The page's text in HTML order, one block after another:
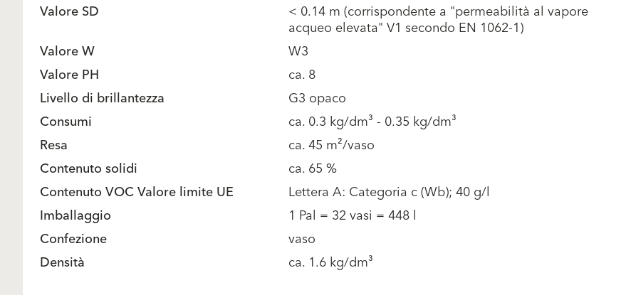
Valore SD
< 0.14 m (corrispondente a "permeabilità al vapore
acqueo elevata" V1 secondo EN 1062-1)
Valore W
W3
Valore PH
ca. 8
Livello di brillantezza
G3 opaco
Consumi
ca. 0.3 kg/dm³ - 0.35 kg/dm³
Resa
ca. 45 m²/vaso
Contenuto solidi
ca. 65 %
Contenuto VOC Valore limite UE
Lettera A: Categoria c (Wb); 40 g/l
Imballaggio
1 Pal = 32 vasi = 448 l
Confezione
vaso
Densità
ca. 1.6 kg/dm³